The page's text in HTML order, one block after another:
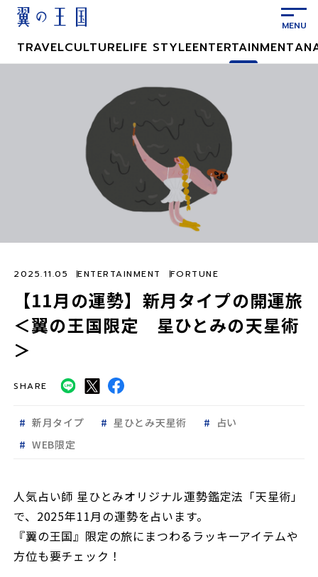
TRAVELCULTURELIFE STYLEENTERTAINMENT
【11月の運勢】新月タイプの開運旅
＜翼の王国限定 星ひとみの天星術
＞
2025.11.05 ENTERTAINMENT FORTUNE
SHARE
新月タイプ 星ひとみ天星術
占い
WEB限定
人気占い師 星ひとみオリジナル運勢鑑定法「天星術」
で、2025年11月の運勢を占います。
『翼の王国』限定の旅にまつわるラッキーアイテムや
方位も要チェック！